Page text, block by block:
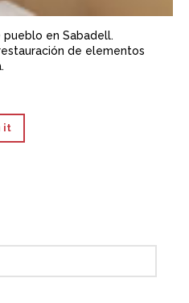
en Sabadell.
de elementos
it